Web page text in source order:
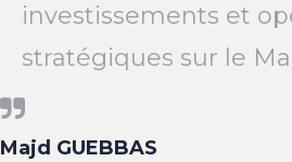
investissements et
stratégiques sur le
Majd GUEBBAS